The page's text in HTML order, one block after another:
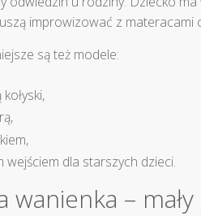
improwizować z materacami
są też modele:
wejściem dla starszych dzieci.
wanienka –